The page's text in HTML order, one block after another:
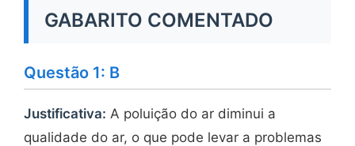
GABARITO COMENTADO
Questão 1: B
Justificativa: A poluição do ar diminui a
qualidade do ar, o que pode levar a problemas